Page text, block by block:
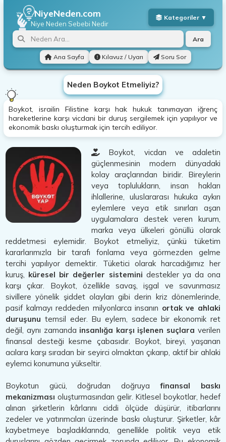
NiyeNeden.com
Niye Neden Sebebi Nedir
Ana Sayfa Kılavuz / Uyarı Soru Sor
Ara
Neden Boykot Etmeliyiz?
Boykot, israilin Filistine karşı hak hukuk tanımayan iğrenç
hareketlerine karşı vicdani bir duruş sergilemek için yapılıyor ve
ekonomik baskı oluşturmak için tercih ediliyor.
Boykot, vicdan ve adaletin
güçlenmesinin modern dünyadaki
kolay araçlarından biridir. Bireylerin
veya toplulukların, insan hakları
ihlallerine, uluslararası hukuka aykırı
eylemlere veya etik sınırları aşan
uygulamalara destek veren kurum,
marka veya ülkeleri gönüllü olarak
reddetmesi eylemidir. Boykot etmeliyiz, çünkü tüketim
kararlarımızla bir tarafı fonlama veya görmezden gelme
tercihi yapılıyor demektir. Tüketici olarak harcadığımız her
kuruş, küresel bir değerler sistemini destekler ya da ona
karşı çıkar. Boykot, özellikle savaş, işgal ve savunmasız
sivillere yönelik şiddet olayları gibi derin kriz dönemlerinde,
pasif kalmayı reddeden milyonlarca insanın ortak ve ahlaki
duruşunu temsil eder. Bu eylem, sadece bir ekonomik ret
değil, aynı zamanda insanlığa karşı işlenen suçlara verilen
finansal desteği kesme çabasıdır. Boykot, bireyi, yaşanan
acılara karşı sıradan bir seyirci olmaktan çıkarıp, aktif bir ahlaki
eylemci konumuna yükseltir.
Boykotun gücü, doğrudan doğruyafinansal baskı
mekanizması oluşturmasından gelir. Kitlesel boykotlar, hedef
alınan şirketlerin kârlarını ciddi ölçüde düşürür, itibarlarını
zedeler ve yatırımcıları üzerinde baskı oluşturur. Şirketler, kâr
kaybetmeye başladıklarında, genellikle politik veya etik